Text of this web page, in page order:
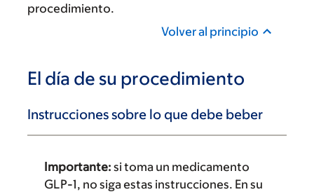
procedimiento.
Volver al principio
El día de su procedimiento
Instrucciones sobre lo que debe beber
Importante: si toma un medicamento
GLP-1, no siga estas instrucciones. En su